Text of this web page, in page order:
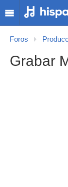
Foros
Grabar